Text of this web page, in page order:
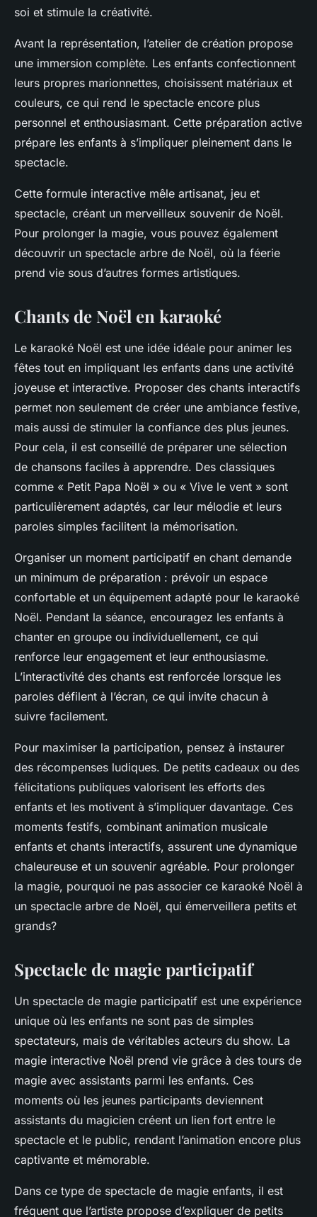
soi et stimule la créativité.
Avant la représentation, l’atelier de création propose
une immersion complète. Les enfants confectionnent
leurs propres marionnettes, choisissent matériaux et
couleurs, ce qui rend le spectacle encore plus
personnel et enthousiasmant. Cette préparation active
prépare les enfants à s’impliquer pleinement dans le
spectacle.
Cette formule interactive mêle artisanat, jeu et
spectacle, créant un merveilleux souvenir de Noël.
Pour prolonger la magie, vous pouvez également
découvrir un spectacle arbre de Noël, où la féerie
prend vie sous d’autres formes artistiques.
Chants de Noël en karaoké
Le karaoké Noël est une idée idéale pour animer les
fêtes tout en impliquant les enfants dans une activité
joyeuse et interactive. Proposer des chants interactifs
permet non seulement de créer une ambiance festive,
mais aussi de stimuler la confiance des plus jeunes.
Pour cela, il est conseillé de préparer une sélection
de chansons faciles à apprendre. Des classiques
comme « Petit Papa Noël » ou « Vive le vent » sont
particulièrement adaptés, car leur mélodie et leurs
paroles simples facilitent la mémorisation.
Organiser un moment participatif en chant demande
un minimum de préparation : prévoir un espace
confortable et un équipement adapté pour le karaoké
Noël. Pendant la séance, encouragez les enfants à
chanter en groupe ou individuellement, ce qui
renforce leur engagement et leur enthousiasme.
L’interactivité des chants est renforcée lorsque les
paroles défilent à l’écran, ce qui invite chacun à
suivre facilement.
Pour maximiser la participation, pensez à instaurer
des récompenses ludiques. De petits cadeaux ou des
félicitations publiques valorisent les efforts des
enfants et les motivent à s’impliquer davantage. Ces
moments festifs, combinant animation musicale
enfants et chants interactifs, assurent une dynamique
chaleureuse et un souvenir agréable. Pour prolonger
la magie, pourquoi ne pas associer ce karaoké Noël à
un spectacle arbre de Noël, qui émerveillera petits et
grands?
Spectacle de magie participatif
Un spectacle de magie participatif est une expérience
unique où les enfants ne sont pas de simples
spectateurs, mais de véritables acteurs du show. La
magie interactive Noël prend vie grâce à des tours de
magie avec assistants parmi les enfants. Ces
moments où les jeunes participants deviennent
assistants du magicien créent un lien fort entre le
spectacle et le public, rendant l’animation encore plus
captivante et mémorable.
Dans ce type de spectacle de magie enfants, il est
fréquent que l’artiste propose d’expliquer de petits